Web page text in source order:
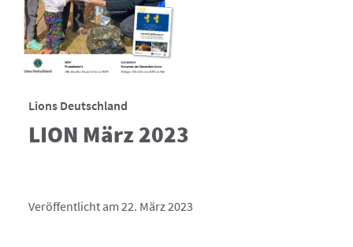
Lions Deutschland
LION März 2023
Veröffentlicht am 22. März 2023